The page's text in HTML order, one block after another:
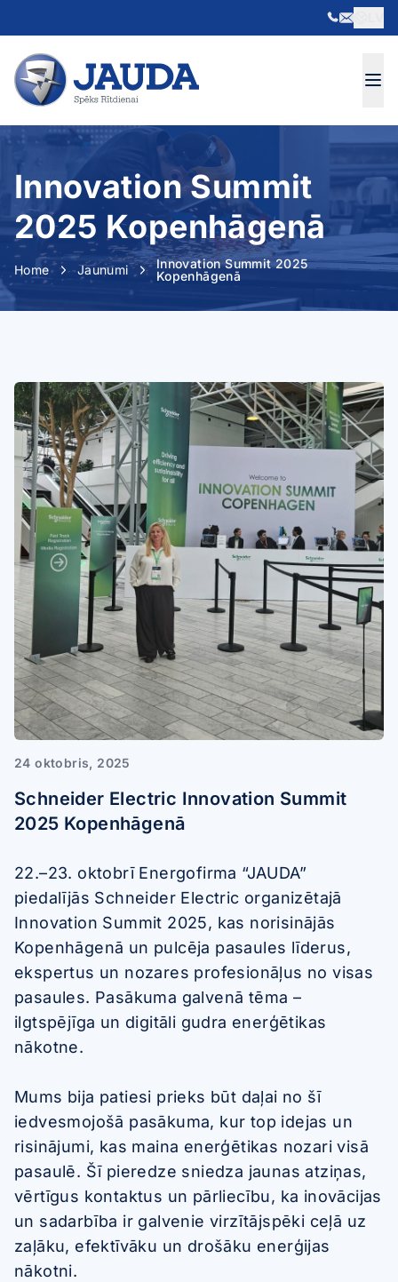
Skip to content
Innovation Summit
2025 Kopenhāgenā
Home Jaunumi
Innovation Summit 2025
Kopenhāgenā
24 oktobris, 2025
Schneider Electric Innovation Summit
2025 Kopenhāgenā
22.–23. oktobrī Energofirma “JAUDA”
piedalījās Schneider Electric organizētajā
Innovation Summit 2025, kas norisinājās
Kopenhāgenā un pulcēja pasaules līderus,
ekspertus un nozares profesionāļus no visas
pasaules. Pasākuma galvenā tēma –
ilgtspējīga un digitāli gudra enerģētikas
nākotne.
Mums bija patiesi prieks būt daļai no šī
iedvesmojošā pasākuma, kur top idejas un
risinājumi, kas maina enerģētikas nozari visā
pasaulē. Šī pieredze sniedza jaunas atziņas,
vērtīgus kontaktus un pārliecību, ka inovācijas
un sadarbība ir galvenie virzītājspēki ceļā uz
zaļāku, efektīvāku un drošāku enerģijas
nākotni.